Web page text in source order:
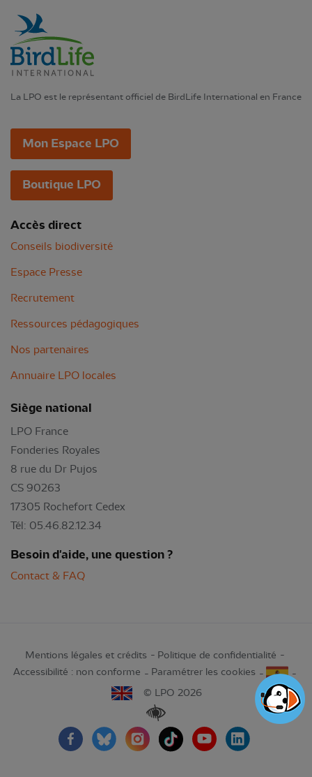
La LPO est le représentant officiel de BirdLife International en France
Mon Espace LPO
Boutique LPO
Accès direct
Conseils biodiversité
Espace Presse
Recrutement
Ressources pédagogiques
Nos partenaires
Annuaire LPO locales
Siège national
LPO France
Fonderies Royales
8 rue du Dr Pujos
CS 90263
17305 Rochefort Cedex
Tél: 05.46.82.12.34
Besoin d'aide, une question ?
Contact & FAQ
Mentions légales et crédits
Politique de confidentialité
Accessibilité : non conforme
Paramétrer les cookies
© LPO 2026
Renforcer les contrastes